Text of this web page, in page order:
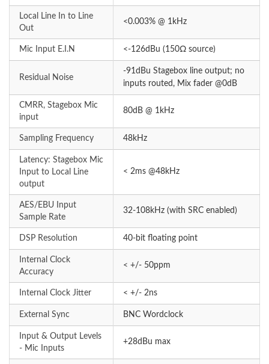
Local Line In to Line
Out
<0.003% @ 1kHz
Mic Input E.I.N <-126dBu (150Ω source)
Residual Noise
-91dBu Stagebox line output; no
inputs routed, Mix fader @0dB
CMRR, Stagebox Mic
input
80dB @ 1kHz
Sampling Frequency 48kHz
Latency: Stagebox Mic
Input to Local Line
output
< 2ms @48kHz
AES/EBU Input
Sample Rate
32-108kHz (with SRC enabled)
DSP Resolution 40-bit floating point
Internal Clock
Accuracy
< +/- 50ppm
Internal Clock Jitter < +/- 2ns
External Sync BNC Wordclock
Input & Output Levels
- Mic Inputs
+28dBu max